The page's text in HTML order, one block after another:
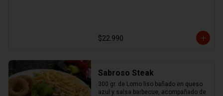
$22.990
Sabroso Steak
300 gr. de Lomo liso bañado en queso
azul y salsa barbecue, acompañado de